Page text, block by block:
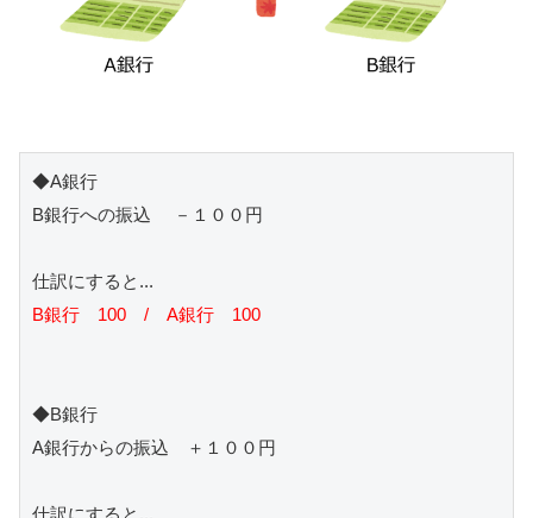
◆A銀行
B銀行への振込　 －１００円
B銀行　100　/　A銀行　100
◆B銀行
A銀行からの振込　＋１００円